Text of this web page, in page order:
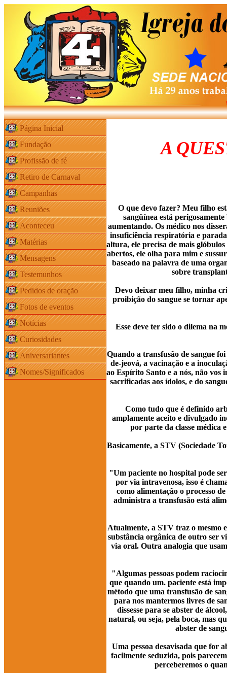
Página Inicial
Fundação
Profissão de fé
Retiro de Carnaval
Campanhas
Reuniões
Aconteceu
Matérias
Mensagens
Testemunhos
Pedidos de oração
Fotos de eventos
Notícias
Curiosidades
Aniversariantes
Nomes/Significados
A
O que devo fazer? Meu filho
sangüínea está
aumentando. Os médico nos
insuficiência respiratória e
altura, ele precisa de mais
abertos, ele olha para mim e
baseado na palavra de uma
sobre
Devo deixar meu filho, minha
proibição do sangue se tornar
Esse deve ter sido o dilema na
Quando a transfusão de sangue
de-jeová, a vacinação e a
ao Espírito Santo e a nós, não vos
sacrificadas aos ídolos, e do
Como tudo que é definido
amplamente aceito e divulgado
por parte da classe médica
Basicamente, a STV (Sociedade
"Um paciente no hospital pode
por via intravenosa, isso é
como alimentação o processo
administra a transfusão está
Atualmente, a STV traz o mesmo
substância orgânica de outro ser
via oral. Outra analogia que
"Algumas pessoas podem
que quando um. paciente está
método que uma transfusão de
para nos mantermos livres de
dissesse para se abster de
natural, ou seja, pela boca, mas
abster de
Uma pessoa desavisada que for
facilmente seduzida, pois
perceberemos o